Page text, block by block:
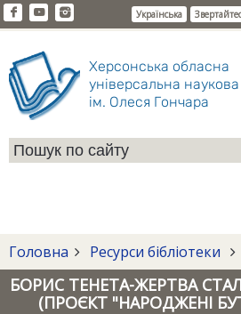
Українська
Херсонська обласна
універсальна наукова
ім. Олеся Гончара
Головна Ресурси бібліотеки
БОРИС ТЕНЕТА-ЖЕРТВА
(ПРОЄКТ "НАРОДЖЕНІ